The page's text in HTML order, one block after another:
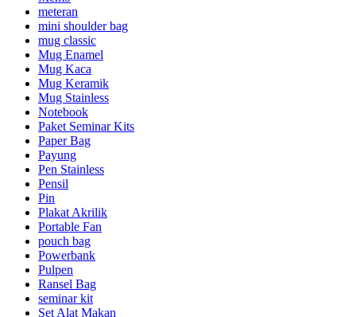
meteran
mini shoulder bag
mug classic
Mug Enamel
Mug Kaca
Mug Keramik
Mug Stainless
Notebook
Paket Seminar Kits
Paper Bag
Payung
Pen Stainless
Pensil
Pin
Plakat Akrilik
Portable Fan
pouch bag
Powerbank
Pulpen
Ransel Bag
seminar kit
Set Alat Makan